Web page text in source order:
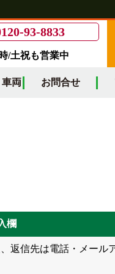
93-8833
/土祝も営業中
両 お問合せ
欄
返信先は電話・メール